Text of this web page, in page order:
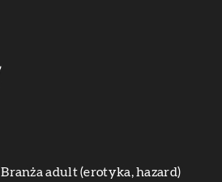
Branża adult (erotyka, hazard)